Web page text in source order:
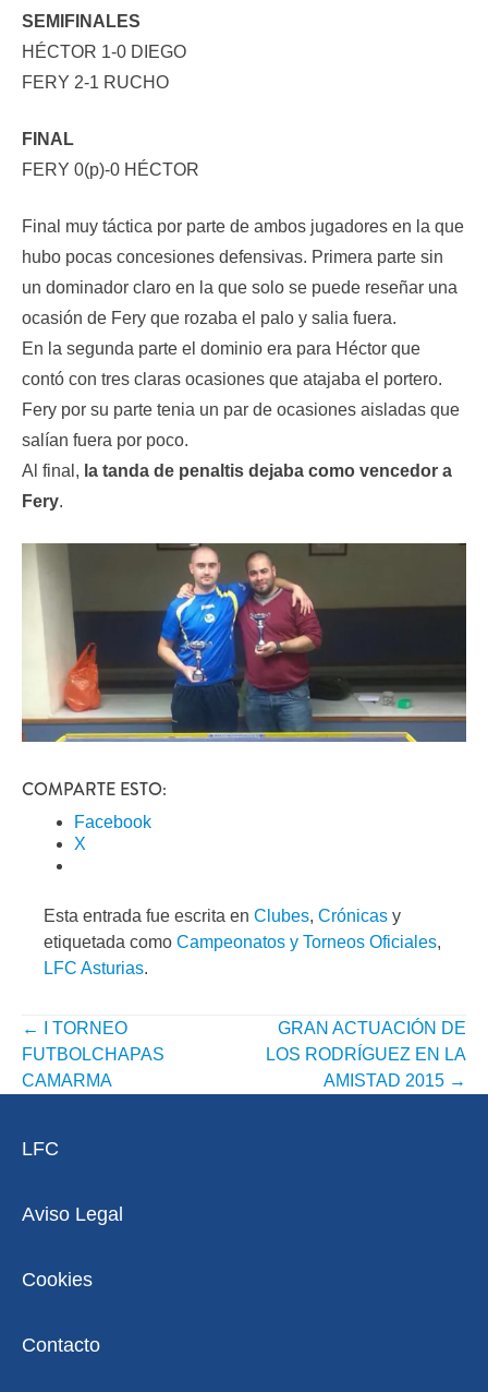
SEMIFINALES
HÉCTOR 1-0 DIEGO
FERY 2-1 RUCHO
FINAL
FERY 0(p)-0 HÉCTOR
Final muy táctica por parte de ambos jugadores en la que
hubo pocas concesiones defensivas. Primera parte sin
un dominador claro en la que solo se puede reseñar una
ocasión de Fery que rozaba el palo y salia fuera.
En la segunda parte el dominio era para Héctor que
contó con tres claras ocasiones que atajaba el portero.
Fery por su parte tenia un par de ocasiones aisladas que
salían fuera por poco.
Al final, la tanda de penaltis dejaba como vencedor a
Fery.
COMPARTE ESTO:
Facebook
X
Esta entrada fue escrita en Clubes, Crónicas y
etiquetada como Campeonatos y Torneos Oficiales,
LFC Asturias.
NAVEGACIÓN
POR
←
I TORNEO
FUTBOLCHAPAS
CAMARMA
GRAN ACTUACIÓN DE
LOS RODRÍGUEZ EN LA
AMISTAD 2015 →
LFC
Aviso Legal
Cookies
Contacto